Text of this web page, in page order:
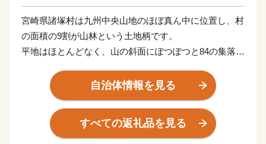
宮崎県諸塚村は九州中央山地のほぼ真ん中に位置し、村
の面積の9割が山林という土地柄です。
平地はほとんどなく、山の斜面にぽつぽつと84の集落が
「林業立村」をスローガンに、山を守り、森林を創り、
自然と共生しつつ、森の恵みを受けながらむらづくりを
勧めており、平成27年12月世界農業遺産に認定いただ
きました。
自治体情報を見る
すべての返礼品を見る